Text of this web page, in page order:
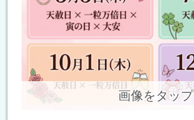
画像をタップ